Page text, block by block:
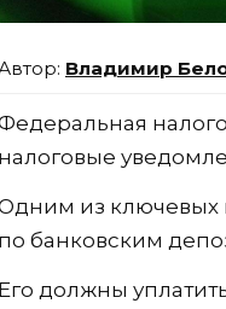
Владимир
налоговые
из ключевых
по банковским
Его должны